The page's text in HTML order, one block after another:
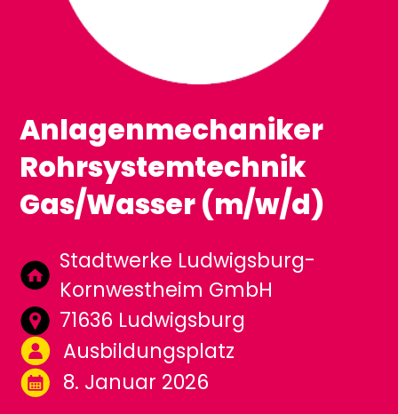
Anlagenmechaniker
Rohrsystemtechnik
Gas/Wasser (m/w/d)
Stadtwerke Ludwigsburg-
Kornwestheim GmbH
71636 Ludwigsburg
Ausbildungsplatz
8. Januar 2026